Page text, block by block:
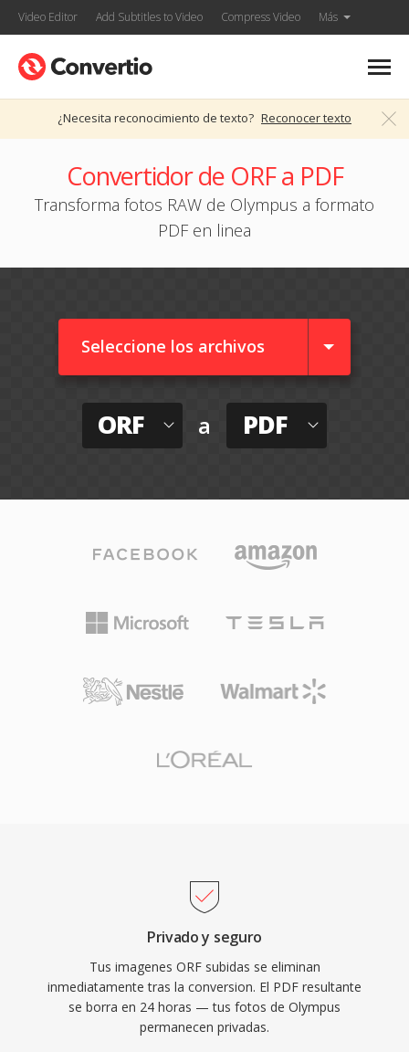
Video Editor Add Subtitles to Video Compress Video Más
¿Necesita reconocimiento de texto? Reconocer texto
Convertidor de ORF a PDF
Transforma fotos RAW de Olympus a formato
PDF en linea
Seleccione los archivos
ORF a PDF
Privado y seguro
Tus imagenes ORF subidas se eliminan
inmediatamente tras la conversion. El PDF resultante
se borra en 24 horas — tus fotos de Olympus
permanecen privadas.